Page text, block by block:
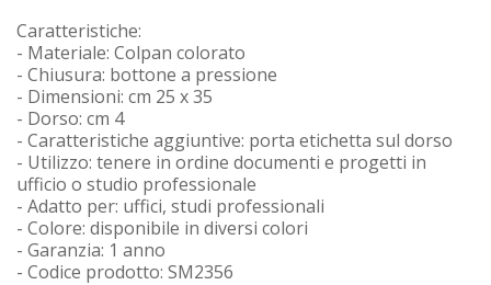
Caratteristiche:
- Materiale: Colpan colorato
- Chiusura: bottone a pressione
- Dimensioni: cm 25 x 35
- Dorso: cm 4
- Caratteristiche aggiuntive: porta etichetta sul dorso
- Utilizzo: tenere in ordine documenti e progetti in
ufficio o studio professionale
- Adatto per: uffici, studi professionali
- Colore: disponibile in diversi colori
- Garanzia: 1 anno
- Codice prodotto: SM2356